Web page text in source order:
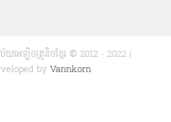
អេឡិចត្រូនិចខ្មែរ © 2012 - 2022 |
by Vannkorn